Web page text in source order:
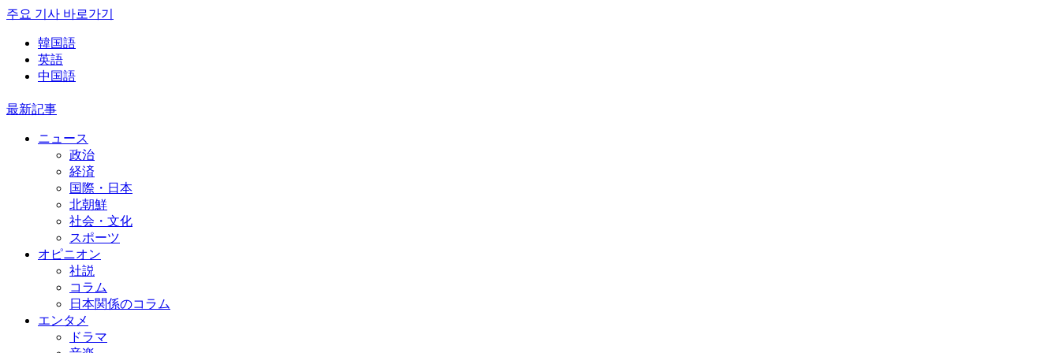
주요 기사 바로가기
韓国語
英語
中国語
最新記事
ニュース
政治
経済
国際・日本
北朝鮮
社会・文化
スポーツ
オピニオン
社説
コラム
日本関係のコラム
エンタメ
ドラマ